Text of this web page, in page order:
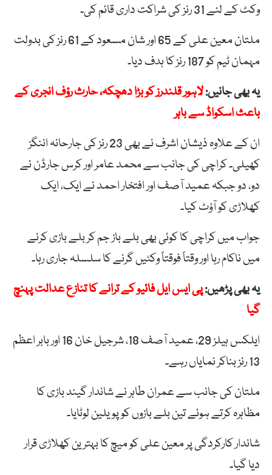
وکٹ کے لئے 31 رنز کی شراکت داری قائم کی۔
ملتان معین علی کے 65 اور شان مسعود کے 61 رنز کی بدولت
مہمان ٹیم کو 187 رنز کا ہدف دیا۔
یہ بھی جانیں:لاہور قلندرز کو بڑا دھچکہ، حارث رؤف انجری کے
باعث اسکواڈ سے باہر
ان کے علاوہ ذیشان اشرف نے بھی 23 رنز کی جارحانہ اننگز
کھیلی۔ کراچی کی جانب سے محمد عامر اور کرس جارڈن نے
دو، دو جبکہ عمید آصف اور افتخار احمد نے ایک، ایک
کھلاڑی کو آؤٹ کیا۔
جواب میں کراچی کا کوئی بھی بلے باز جم کر بلے بازی کرنے
میں ناکام رہا اور وقتاً فوقتاً وکٹیں گرنے کا سلسلہ جاری رہا۔
یہ بھی پڑھیں:پی ایس ایل فائیو کے ترانے کا تنازع عدالت پہنچ
گیا
ایلکس ہیلز 29، عمید آصف 18، شرجیل خان 16 اور بابر اعظم
13 رنز بناکر نمایاں رہے۔
ملتان کی جانب سے عمران طاہر نے شاندار گیند بازی کا
مظاہرہ کرتے ہوئے تین بلے بازوں کو پویلین لوٹایا۔
شاندار کارکردگی پر معین علی کو میچ کا بہترین کھلاڑی قرار
دیا گیا۔